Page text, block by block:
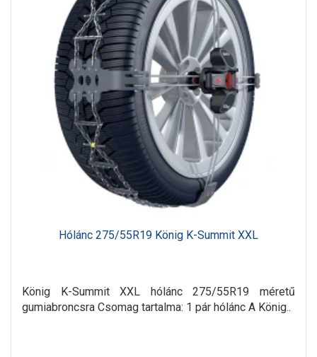
Hólánc 275/55R19 König K-Summit XXL
König K-Summit XXL hólánc 275/55R19 méretű
gumiabroncsra Csomag tartalma: 1 pár hólánc A König..